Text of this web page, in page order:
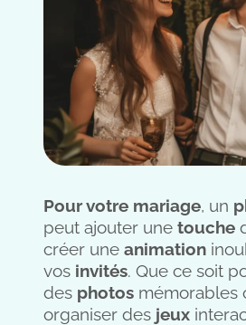
Pour votre mariage, un
peut ajouter une touche
créer une animation
vos invités. Que ce soit
des photos mémorables
organiser des jeux